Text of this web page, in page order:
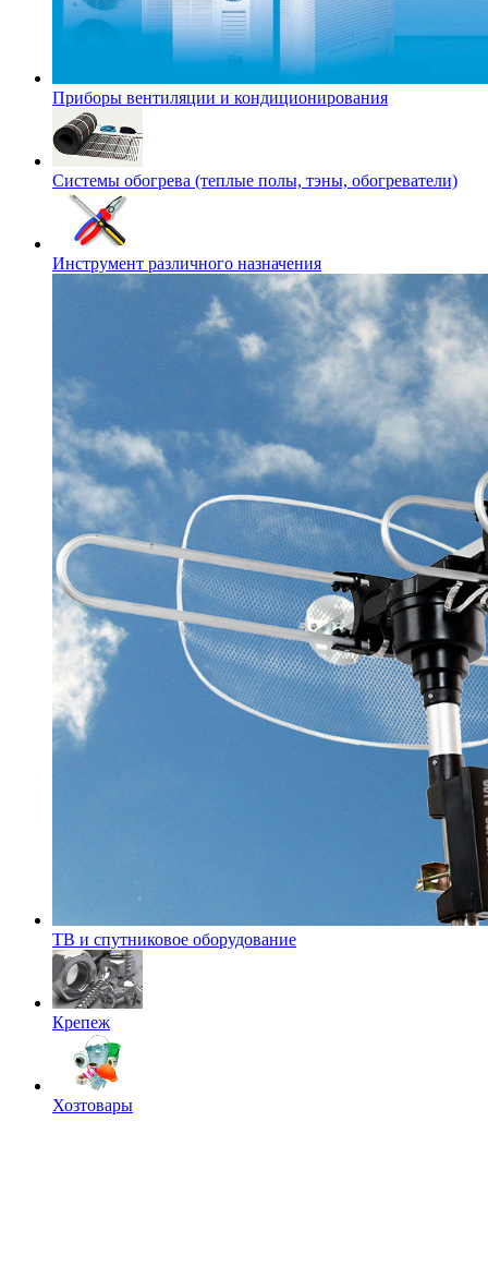
Приборы вентиляции и кондиционирования
Системы обогрева (теплые полы, тэны, обогреватели)
Инструмент различного назначения
ТВ и спутниковое оборудование
Крепеж
Хозтовары